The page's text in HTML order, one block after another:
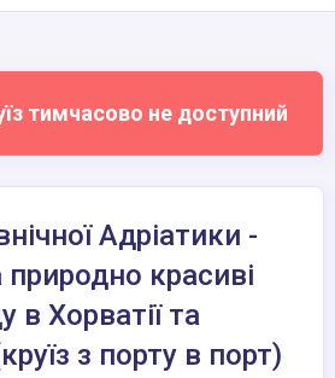
тимчасово не доступний
Адріатики -
природно красиві
в Хорватії та
з порту в порт)